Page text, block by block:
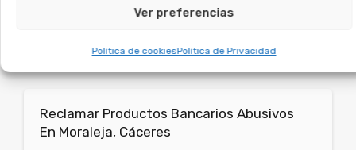
Ver preferencias
Política de cookiesPolítica de Privacidad
En Santos de Maimona (Los), Badajoz
Reclamar Productos Bancarios Abusivos
En Moraleja, Cáceres